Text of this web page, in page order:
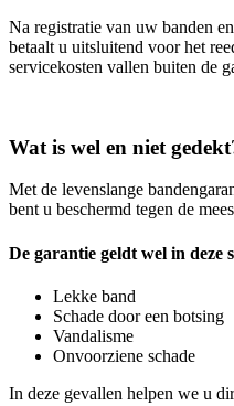
Na registratie van uw banden
betaalt u uitsluitend voor het
servicekosten vallen buiten de
Wat is wel en niet
Met de levenslange
bent u beschermd tegen de
De garantie geldt wel in deze
Lekke band
Schade door een botsing
Vandalisme
Onvoorziene schade
In deze gevallen helpen we u